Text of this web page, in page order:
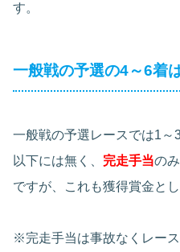
す。
一般戦の予選の4～6着
一般戦の予選レースでは1
以下には無く、 完走手当の
ですが、これも獲得賞金と
※完走手当は事故なくレー